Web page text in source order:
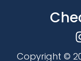
Copyright ©